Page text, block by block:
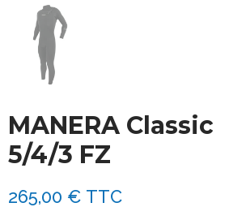
MANERA Classic
5/4/3 FZ
265,00 € TTC